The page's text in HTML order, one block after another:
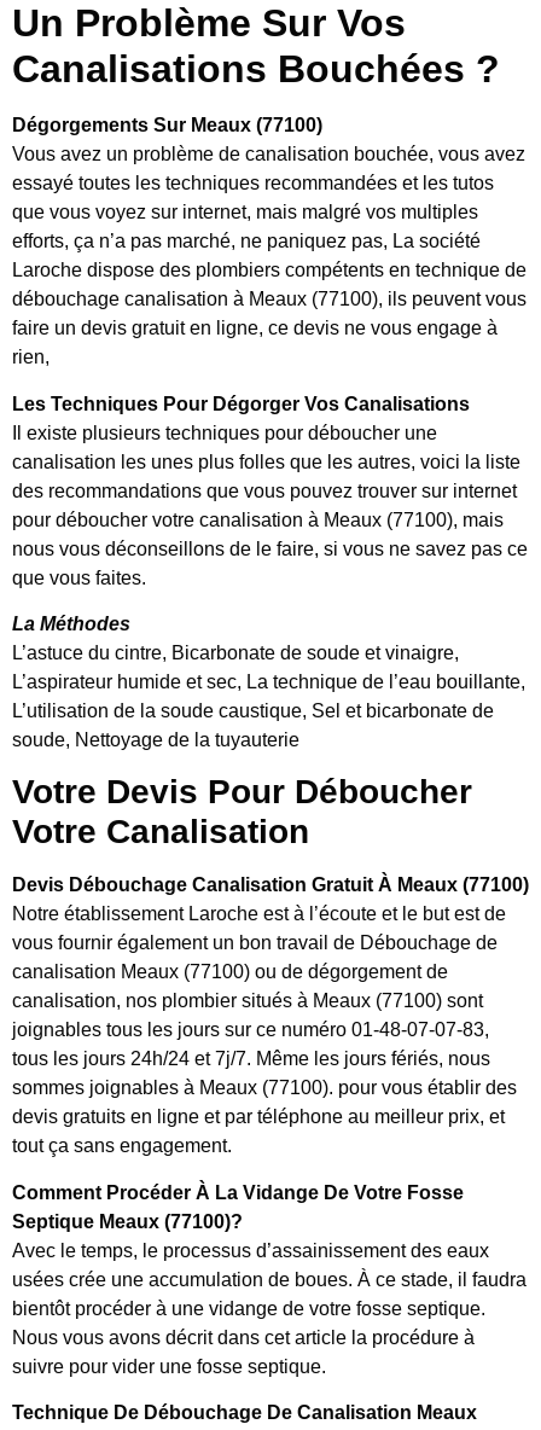
Un Problème Sur Vos
Canalisations Bouchées ?
Dégorgements Sur Meaux (77100)
Vous avez un problème de canalisation bouchée, vous avez
essayé toutes les techniques recommandées et les tutos
que vous voyez sur internet, mais malgré vos multiples
efforts, ça n’a pas marché, ne paniquez pas, La société
Laroche dispose des plombiers compétents en technique de
débouchage canalisation à Meaux (77100), ils peuvent vous
faire un devis gratuit en ligne, ce devis ne vous engage à
rien,
Les Techniques Pour Dégorger Vos Canalisations
Il existe plusieurs techniques pour déboucher une
canalisation les unes plus folles que les autres, voici la liste
des recommandations que vous pouvez trouver sur internet
pour déboucher votre canalisation à Meaux (77100), mais
nous vous déconseillons de le faire, si vous ne savez pas ce
que vous faites.
La Méthodes
L’astuce du cintre, Bicarbonate de soude et vinaigre,
L’aspirateur humide et sec, La technique de l’eau bouillante,
L’utilisation de la soude caustique, Sel et bicarbonate de
soude, Nettoyage de la tuyauterie
Votre Devis Pour Déboucher
Votre Canalisation
Devis Débouchage Canalisation Gratuit À Meaux (77100)
Notre établissement Laroche est à l’écoute et le but est de
vous fournir également un bon travail de Débouchage de
canalisation Meaux (77100) ou de dégorgement de
canalisation, nos plombier situés à Meaux (77100) sont
joignables tous les jours sur ce numéro 01-48-07-07-83,
tous les jours 24h/24 et 7j/7. Même les jours fériés, nous
sommes joignables à Meaux (77100). pour vous établir des
devis gratuits en ligne et par téléphone au meilleur prix, et
tout ça sans engagement.
Comment Procéder À La Vidange De Votre Fosse
Septique Meaux (77100)?
Avec le temps, le processus d’assainissement des eaux
usées crée une accumulation de boues. À ce stade, il faudra
bientôt procéder à une vidange de votre fosse septique.
Nous vous avons décrit dans cet article la procédure à
suivre pour vider une fosse septique.
Technique De Débouchage De Canalisation Meaux